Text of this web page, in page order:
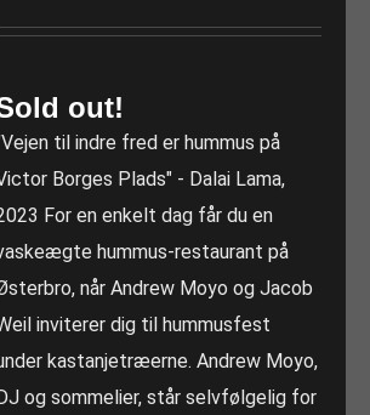
out!
til indre fred er hummus på
Borges Plads" - Dalai Lama,
For en enkelt dag får du en
hummus-restaurant på
når Andrew Moyo og Jacob
inviterer dig til hummusfest
kastanjetræerne. Andrew Moyo,
DJ og sommelier, står selvfølgelig for